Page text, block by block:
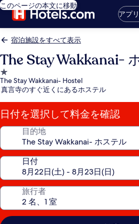
このページの本文に移動
アプ
宿泊施設をすべて表示
The Stay Wakkanai-
1.0
つ
星
宿
泊
施
The Stay Wakkanai- Hostel
真言寺のすぐ近くにあるホステル
日付を選択して料金を確認
目的地
日付
旅行者